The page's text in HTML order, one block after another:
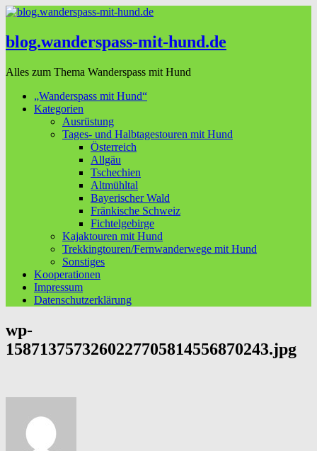
blog.wanderspass-mit-hund.de
Alles zum Thema Wanderspass mit Hund
„Wanderspass mit Hund“
Kategorien
Ausrüstung
Tages- und Halbtagestouren mit Hund
Österreich
Allgäu
Tschechien
Altmühltal
Bayerischer Wald
Fränkische Schweiz
Fichtelgebirge
Kajaktouren mit Hund
Trekkingtouren/Fernwanderwege mit Hund
Sonstiges
Kooperationen
Impressum
Datenschutzerklärung
wp-
1587137573260227705814556870243.jpg